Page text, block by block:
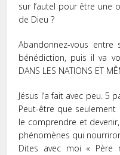
sur l’autel pour être une
de Dieu ?
Abandonnez-vous
bénédiction, puis il va
DANS LES NATIONS ET
Jésus l’a fait avec peu. 5
Peut-être que
le comprendre et
phénomènes qui
Dites avec moi «